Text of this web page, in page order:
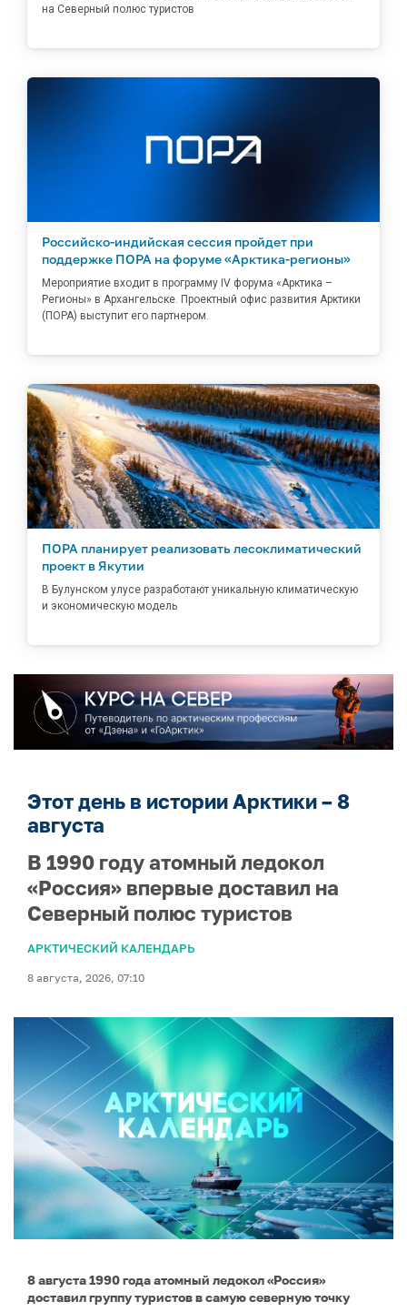
на Северный полюс туристов
Российско-индийская сессия пройдет при
поддержке ПОРА на форуме «Арктика-регионы»
Мероприятие входит в программу IV форума «Арктика –
Регионы» в Архангельске. Проектный офис развития Арктики
(ПОРА) выступит его партнером.
ПОРА планирует реализовать лесоклиматический
проект в Якутии
В Булунском улусе разработают уникальную климатическую
и экономическую модель
Этот день в истории Арктики – 8
августа
В 1990 году атомный ледокол
«Россия» впервые доставил на
Северный полюс туристов
АРКТИЧЕСКИЙ КАЛЕНДАРЬ
8 августа, 2026, 07:10
8 августа 1990 года атомный ледокол «Россия»
доставил группу туристов в самую северную точку